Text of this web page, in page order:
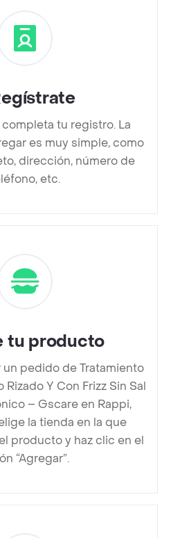
tu registro. La
es muy simple, como
dirección, número de
etc.
tu producto
un pedido de Tratamiento
Y Con Frizz Sin Sal
– Gscare en Rappi,
la tienda en la que
producto y haz clic en el
“Agregar”.